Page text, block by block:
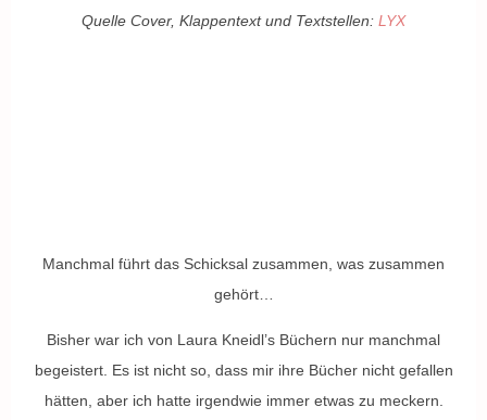
Quelle Cover, Klappentext und Textstellen: LYX
Manchmal führt das Schicksal zusammen, was zusammen
gehört…
Bisher war ich von Laura Kneidl’s Büchern nur manchmal
begeistert. Es ist nicht so, dass mir ihre Bücher nicht gefallen
hätten, aber ich hatte irgendwie immer etwas zu meckern.